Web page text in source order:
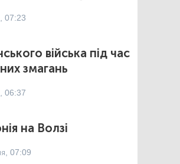
07:23
війська під час
змагань
06:37
на Волзі
07:09